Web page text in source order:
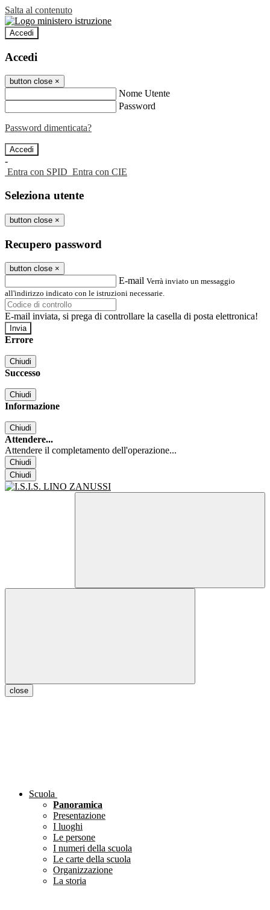
Salta al contenuto
Accedi
Accedi
button close ×
Nome Utente
Password
Password dimenticata?
-
Entra con SPID Entra con CIE
Seleziona utente
button close ×
Recupero password
button close ×
E-mail Verrà inviato un messaggio
all'indirizzo indicato con le istruzioni necessarie.
E-mail inviata, si prega di controllare la casella di posta elettronica!
Errore
Chiudi
Successo
Chiudi
Informazione
Chiudi
Attendere...
Attendere il completamento dell'operazione...
Chiudi
Chiudi
close
Scuola
Panoramica
Presentazione
I luoghi
Le persone
I numeri della scuola
Le carte della scuola
Organizzazione
La storia